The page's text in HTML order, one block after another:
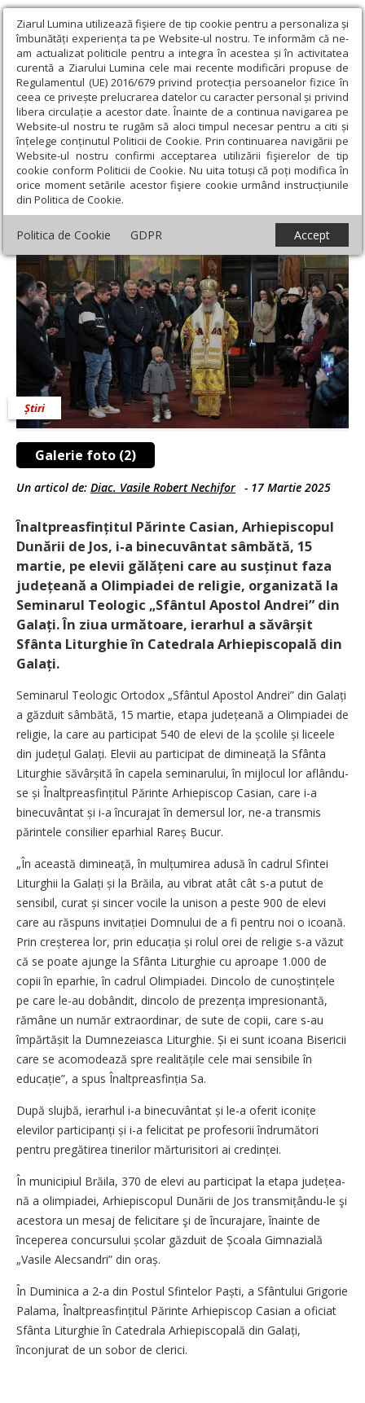
Ziarul Lumina utilizează fişiere de tip cookie pentru a personaliza și
îmbunătăți experiența ta pe Website-ul nostru. Te informăm că ne-
am actualizat politicile pentru a integra în acestea și în activitatea
curentă a Ziarului Lumina cele mai recente modificări propuse de
Regulamentul (UE) 2016/679 privind protecția persoanelor fizice în
ceea ce privește prelucrarea datelor cu caracter personal și privind
libera circulație a acestor date. Înainte de a continua navigarea pe
Website-ul nostru te rugăm să aloci timpul necesar pentru a citi și
înțelege conținutul Politicii de Cookie. Prin continuarea navigării pe
Website-ul nostru confirmi acceptarea utilizării fişierelor de tip
cookie conform Politicii de Cookie. Nu uita totuși că poți modifica în
orice moment setările acestor fişiere cookie urmând instrucțiunile
din Politica de Cookie.
Politica de Cookie GDPR Accept
Ziarul Lumina › Actualitate religioasă › Știri › Binecuvântare
pentru elevii olimpici și credincioși la Galați
Binecuvântare pentru elevii olimpici și
credincioși la Galați
Galerie foto (2)
Știri
Un articol de: Diac. Vasile Robert Nechifor - 17 Martie 2025
Înaltpreasfințitul Părinte Casian, Arhiepiscopul
Dunării de Jos, i-a binecuvântat sâmbătă, 15
martie, pe elevii gălățeni care au susținut faza
județeană a Olimpiadei de religie, organizată la
Seminarul Teologic „Sfântul Apostol Andrei” din
Galați. În ziua următoare, ierarhul a săvârșit
Sfânta Liturghie în Catedrala Arhiepiscopală din
Galați.
Seminarul Teologic Ortodox „Sfântul Apostol Andrei” din Galați
a găzduit sâmbătă, 15 martie, etapa județeană a Olimpiadei de
religie, la care au participat 540 de elevi de la școlile și liceele
din județul Galați. Elevii au participat de dimineață la Sfânta
Liturghie săvârșită în capela seminarului, în mijlocul lor aflându-
se și Înaltpreasfințitul Părinte Arhi­episcop Casian, care i-a
binecuvântat și i-a încurajat în demersul lor, ne-a transmis
părintele consilier eparhial Rareș Bucur.
„În această dimineață, în mulțu­mi­rea adusă în cadrul Sfintei
Litur­ghii la Galați și la Brăila, au vibrat atât cât s-a putut de
sensibil, curat și sincer vocile la unison a peste 900 de elevi
care au răspuns invi­tației Domnului de a fi pentru noi o icoană.
Prin creșterea lor, prin educația și rolul orei de religie s-a văzut
că se poate ajunge la Sfânta Liturghie cu aproape 1.000 de
copii în eparhie, în cadrul Olimpiadei. Dincolo de cunoștințele
pe care le-au dobândit, dincolo de prezența impresionantă,
rămâne un număr extraordinar, de sute de copii, care s-au
împărtășit la Dumnezeiasca Liturghie. Și ei sunt icoana Bisericii
care se acomodează spre realitățile cele mai sensibile în
educație”, a spus Înaltpreasfinția Sa.
După slujbă, ierarhul i-a binecuvântat și le-a oferit iconițe
elevilor participanți și i-a felicitat pe profesorii îndrumători
pentru pregătirea tinerilor mărturisitori ai credinței.
În municipiul Brăila, 370 de elevi au participat la etapa jude­țea­
nă a olimpiadei, Arhiepiscopul Dunării de Jos transmițându-le şi
acestora un mesaj de felicitare şi de încurajare, înainte de
începerea concursului școlar găzduit de Școala Gimnazială
„Vasile Alecsandri” din oraș.
În Duminica a 2-a din Postul Sfintelor Paști, a Sfântului Grigorie
Palama, Înaltpreasfințitul Părinte Arhiepiscop Casian a oficiat
Sfânta Liturghie în Catedrala Arhi­episcopală din Galați,
înconjurat de un sobor de clerici.